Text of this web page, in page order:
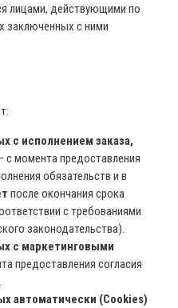
лицами, действующими по
заключенных с ними
с исполнением заказа,
с момента предоставления
обязательств и в
после окончания срока
с требованиями
законодательства).
с маркетинговыми
предоставления согласия
автоматически (Cookies)